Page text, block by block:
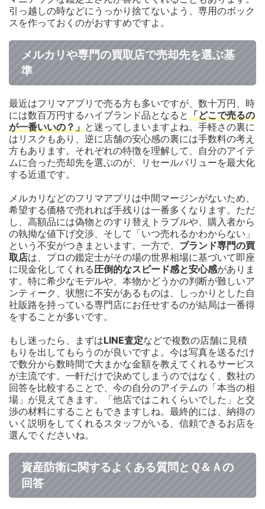
引っ越しの時などにうっかり捨てないよう、専用のボック
スを作っておくのがおすすめですよ。
メルカリや専門の買取店で売却先を選ぶ基
準
最近はフリマアプリで売る方も多いですが、数十万円、時
には数百万円するハイブランド品となると「どこで売るの
が一番いいの？」と迷ってしまいますよね。手軽さの裏に
はリスクもあり、逆に店舗の安心感の裏には手数料の考え
方もあります。それぞれの特徴を理解して、自分のアイテ
ムに合った売却先を選ぶのが、リセールバリューを最大化
する近道です。
メルカリなどのフリマアプリは中間マージンがないため、
希望する価格で売れれば手残りは一番多くなります。ただ
し、高額品には偽物とのすり替えトラブルや、購入者から
の執拗な値下げ交渉、そして「いつ売れるかわからない」
という不安がつきまといます。一方で、 ブランド専門の買
取店は、プロの鑑定士がその場の世界相場に基づいて即座
に現金化してくれる圧倒的なスピード感と安心感がありま
す。特に希少なモデルや、本物かどうかの判断が難しいア
ンティーク、状態に不安があるものは、しっかりとした自
社販路を持っている専門店にお任せするのが結局は一番得
をすることが多いです。
もし迷ったら、まずはLINE査定などで複数の店舗に見積
もりを出してもらうのが良いですよ。今は写真を送るだけ
で数分から数時間で大まかな金額を教えてくれるサービス
が主流です。一軒だけで決めてしまうのではなく、数社の
回答を比較することで、今の自分のアイテムの「本当の相
場」が見えてきます。「他店ではこれくらいでした」と交
渉の材料にすることもできますしね。最終的には、納得の
いく説明をしてくれるスタッフがいる、信頼できるお店を
選んでくださいね。
資産防衛に関するよくある質問とＱ＆Ａの
回答